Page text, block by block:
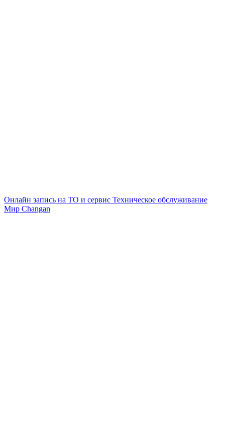
Онлайн запись на ТО и сервис Техническое обслуживание
Мир Changan